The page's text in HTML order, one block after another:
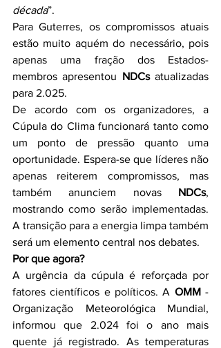
década”.
Para Guterres, os compromissos atuais
estão muito aquém do necessário, pois
apenas uma fração dos Estados-
membros apresentou NDCs atualizadas
para 2.025.
De acordo com os organizadores, a
Cúpula do Clima funcionará tanto como
um ponto de pressão quanto uma
oportunidade. Espera-se que líderes não
apenas reiterem compromissos, mas
também anunciem novas NDCs,
mostrando como serão implementadas.
A transição para a energia limpa também
será um elemento central nos debates.
Por que agora?
A urgência da cúpula é reforçada por
fatores científicos e políticos. A OMM -
Organização Meteorológica Mundial,
informou que 2.024 foi o ano mais
quente já registrado. As temperaturas